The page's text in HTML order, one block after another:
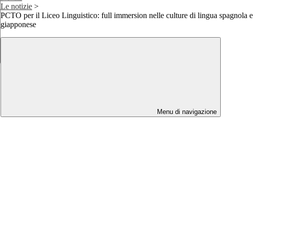
Le notizie >
PCTO per il Liceo Linguistico: full immersion nelle culture di lingua spagnola e
giapponese
Menu di navigazione